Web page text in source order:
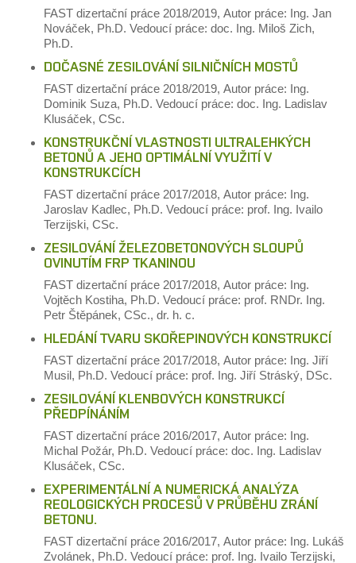
FAST dizertační práce 2018/2019, Autor práce: Ing. Jan
Nováček, Ph.D. Vedoucí práce: doc. Ing. Miloš Zich,
Ph.D.
DOČASNÉ ZESILOVÁNÍ SILNIČNÍCH MOSTŮ
FAST dizertační práce 2018/2019, Autor práce: Ing.
Dominik Suza, Ph.D. Vedoucí práce: doc. Ing. Ladislav
Klusáček, CSc.
KONSTRUKČNÍ VLASTNOSTI ULTRALEHKÝCH
BETONŮ A JEHO OPTIMÁLNÍ VYUŽITÍ V
KONSTRUKCÍCH
FAST dizertační práce 2017/2018, Autor práce: Ing.
Jaroslav Kadlec, Ph.D. Vedoucí práce: prof. Ing. Ivailo
Terzijski, CSc.
ZESILOVÁNÍ ŽELEZOBETONOVÝCH SLOUPŮ
OVINUTÍM FRP TKANINOU
FAST dizertační práce 2017/2018, Autor práce: Ing.
Vojtěch Kostiha, Ph.D. Vedoucí práce: prof. RNDr. Ing.
Petr Štěpánek, CSc., dr. h. c.
HLEDÁNÍ TVARU SKOŘEPINOVÝCH KONSTRUKCÍ
FAST dizertační práce 2017/2018, Autor práce: Ing. Jiří
Musil, Ph.D. Vedoucí práce: prof. Ing. Jiří Stráský, DSc.
ZESILOVÁNÍ KLENBOVÝCH KONSTRUKCÍ
PŘEDPÍNÁNÍM
FAST dizertační práce 2016/2017, Autor práce: Ing.
Michal Požár, Ph.D. Vedoucí práce: doc. Ing. Ladislav
Klusáček, CSc.
EXPERIMENTÁLNÍ A NUMERICKÁ ANALÝZA
REOLOGICKÝCH PROCESŮ V PRŮBĚHU ZRÁNÍ
BETONU.
FAST dizertační práce 2016/2017, Autor práce: Ing. Lukáš
Zvolánek, Ph.D. Vedoucí práce: prof. Ing. Ivailo Terzijski,